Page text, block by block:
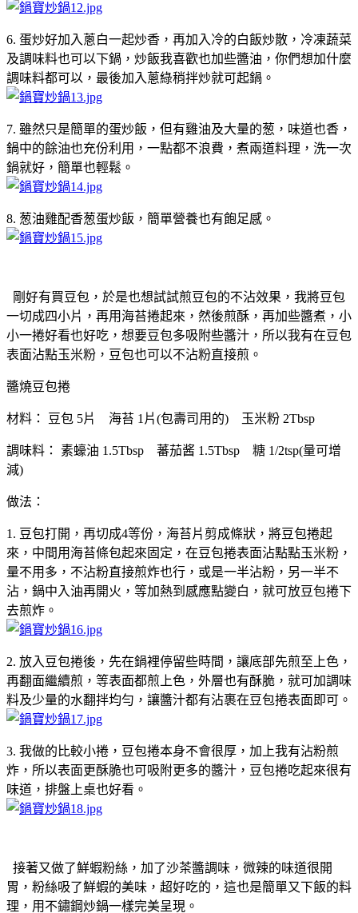
6. 蛋炒好加入蔥白一起炒香，再加入冷的白飯炒散，冷凍蔬菜
及調味料也可以下鍋，炒飯我喜歡也加些醬油，你們想加什麼
調味料都可以，最後加入蔥綠稍拌炒就可起鍋。
7. 雖然只是簡單的蛋炒飯，但有雞油及大量的葱，味道也香，
鍋中的餘油也充份利用，一點都不浪費，煮兩道料理，洗一次
鍋就好，簡單也輕鬆。
8. 葱油雞配香葱蛋炒飯，簡單營養也有飽足感。
剛好有買豆包，於是也想試試煎豆包的不沾效果，我將豆包
一切成四小片，再用海苔捲起來，然後煎酥，再加些醬煮，小
小一捲好看也好吃，想要豆包多吸附些醬汁，所以我有在豆包
表面沾點玉米粉，豆包也可以不沾粉直接煎。
醬燒豆包捲
材料： 豆包 5片 海苔 1片(包壽司用的) 玉米粉 2Tbsp
調味料： 素蠔油 1.5Tbsp 蕃茄酱 1.5Tbsp 糖 1/2tsp(量可增
減)
做法：
1. 豆包打開，再切成4等份，海苔片剪成條狀，將豆包捲起
來，中間用海苔條包起來固定，在豆包捲表面沾點點玉米粉，
量不用多，不沾粉直接煎炸也行，或是一半沾粉，另一半不
沾，鍋中入油再開火，等加熱到感應點變白，就可放豆包捲下
去煎炸。
2. 放入豆包捲後，先在鍋裡停留些時間，讓底部先煎至上色，
再翻面繼續煎，等表面都煎上色，外層也有酥脆，就可加調味
料及少量的水翻拌均勻，讓醬汁都有沾裹在豆包捲表面即可。
3. 我做的比較小捲，豆包捲本身不會很厚，加上我有沾粉煎
炸，所以表面更酥脆也可吸附更多的醬汁，豆包捲吃起來很有
味道，排盤上桌也好看。
接著又做了鮮蝦粉絲，加了沙茶醬調味，微辣的味道很開
胃，粉絲吸了鮮蝦的美味，超好吃的，這也是簡單又下飯的料
理，用不鏽鋼炒鍋一樣完美呈現。